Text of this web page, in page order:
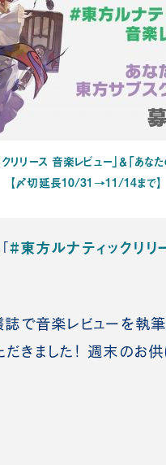
リース 音楽レビュー」＆「あな
【〆切延長10/31→11/14まで】
#東方ルナティックリリ
で音楽レビューを執
だきました！ 週末のお